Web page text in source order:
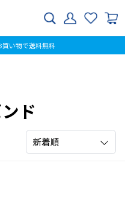
い物で送料無料
ド
新着順